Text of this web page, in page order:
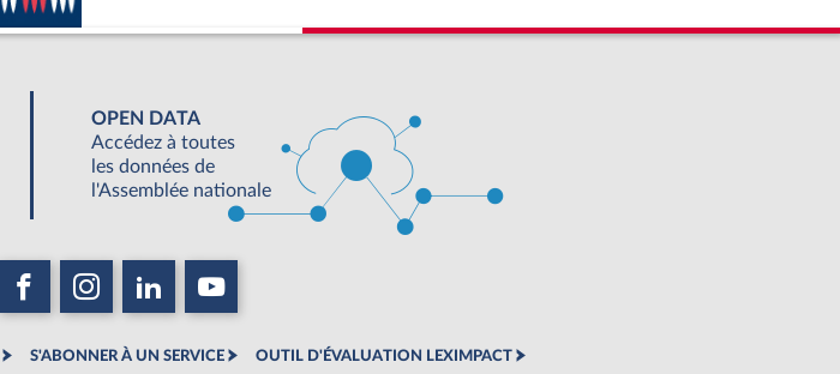
OPEN DATA
Accédez à toutes
les données de
l'Assemblée nationale
S'ABONNER À UN SERVICE OUTIL D'ÉVALUATION LEXIMPACT